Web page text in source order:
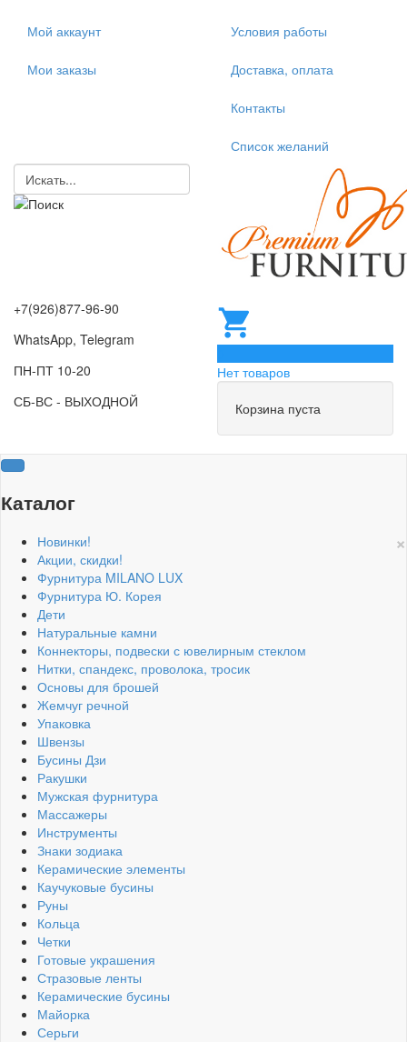
Мой аккаунт
Мои заказы
Условия работы
Доставка, оплата
Контакты
Список желаний
+7(926)877-96-90
WhatsApp, Telegram
ПН-ПТ 10-20
СБ-ВС - ВЫХОДНОЙ
Нет товаров
Корзина пуста
Каталог
×
Новинки!
Акции, скидки!
Фурнитура MILANO LUX
Фурнитура Ю. Корея
Дети
Натуральные камни
Коннекторы, подвески с ювелирным стеклом
Нитки, спандекс, проволока, тросик
Основы для брошей
Жемчуг речной
Упаковка
Швензы
Бусины Дзи
Ракушки
Мужская фурнитура
Массажеры
Инструменты
Знаки зодиака
Керамические элементы
Каучуковые бусины
Руны
Кольца
Четки
Готовые украшения
Стразовые ленты
Керамические бусины
Майорка
Серьги